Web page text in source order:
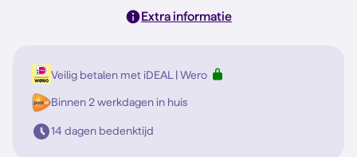
Extra informatie
Veilig betalen met iDEAL | Wero
Binnen 2 werkdagen in huis
14 dagen bedenktijd